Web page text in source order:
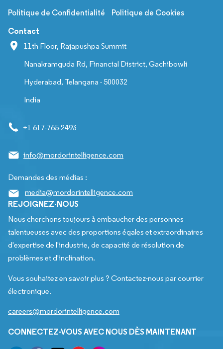
Politique de Confidentialité Politique de Cookies
Contact
11th Floor, Rajapushpa Summit
Nanakramguda Rd, Financial District, Gachibowli
Hyderabad, Telangana - 500032
India
+1 617-765-2493
info@mordorintelligence.com
Demandes des médias :
media@mordorintelligence.com
REJOIGNEZ-NOUS
Nous cherchons toujours à embaucher des personnes
talentueuses avec des proportions égales et extraordinaires
d'expertise de l'industrie, de capacité de résolution de
problèmes et d'inclination.
Vous souhaitez en savoir plus ? Contactez-nous par courrier
électronique.
careers@mordorintelligence.com
CONNECTEZ-VOUS AVEC NOUS DÈS MAINTENANT